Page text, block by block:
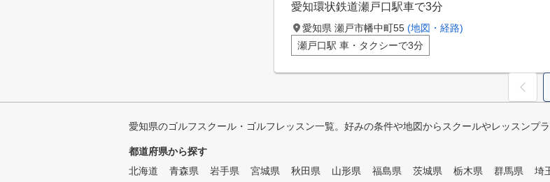
愛知環状鉄道瀬戸口駅車で3分
愛知県 瀬戸市幡中町55 (地図・経路)
瀬戸口駅 車・タクシーで3分
愛知県のゴルフスクール・ゴルフレッスン一覧。好みの条件や地図からスクールやレッスンプ
都道府県から探す
北海道
青森県 岩手県 宮城県 秋田県 山形県 福島県 茨城県 栃木県 群馬県 埼